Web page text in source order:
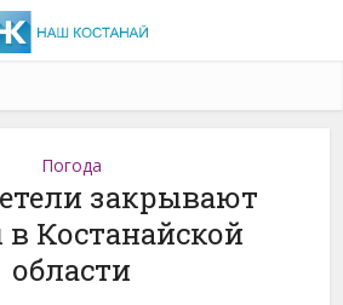
Погода
закрывают
в Костанайской
области